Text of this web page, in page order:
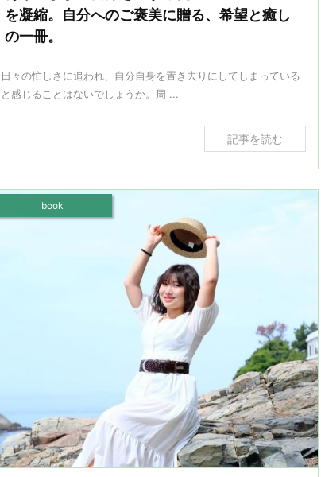
を凝縮。自分へのご褒美に贈る、希望と癒し
の一冊。
日々の忙しさに追われ、自分自身を置き去りにしてしまっている
と感じることはないでしょうか。周 ...
記事を読む
book